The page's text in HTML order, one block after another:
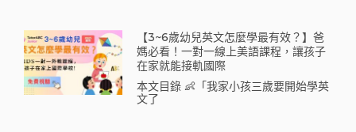
【3~6歲幼兒英文怎麼學最有效？】爸
媽必看！一對一線上美語課程，讓孩子
在家就能接軌國際
本文目錄 👶「我家小孩三歲要開始學英
文了